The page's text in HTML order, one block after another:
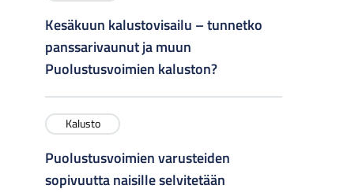
Kesäkuun kalustovisailu – tunnetko
panssarivaunut ja muun
Puolustusvoimien kaluston?
Kalusto
Puolustusvoimien varusteiden
sopivuutta naisille selvitetään